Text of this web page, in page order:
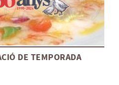
DE TEMPORADA